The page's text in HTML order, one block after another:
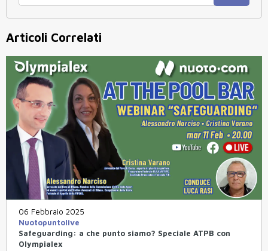
Articoli Correlati
06 Febbraio 2025
Nuotopuntolive
Safeguarding: a che punto siamo? Speciale ATPB con
Olympialex